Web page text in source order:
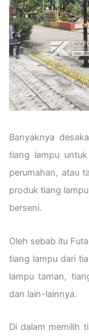
Banyaknya
tiang lampu
perumahan, atau
produk tiang
berseni.
Oleh sebab itu
tiang lampu dari
lampu taman,
dan lain-lainnya.
Di dalam memilih